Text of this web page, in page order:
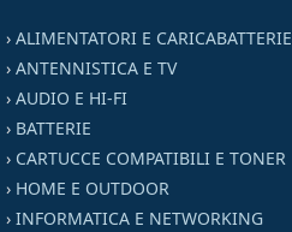
› ALIMENTATORI E CARICABATTERIE
› ANTENNISTICA E TV
› AUDIO E HI-FI
› BATTERIE
› CARTUCCE COMPATIBILI E TONER
› HOME E OUTDOOR
› INFORMATICA E NETWORKING